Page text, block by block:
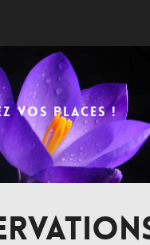
VOS PLACES !